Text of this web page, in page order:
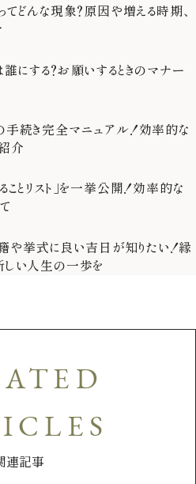
てどんな現象？原因や増える時期、
にする？お願いするときのマナー
続き完全マニュアル！効率的な
介
とリスト」を一挙公開！効率的な
や挙式に良い吉日が知りたい！縁
い人生の一歩を
連記事